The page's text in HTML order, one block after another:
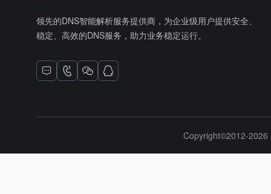
领先的DNS智能解析服务提供商，为企业级用户提供安全、
稳定、高效的DNS服务，助力业务稳定运行。
Copyright©2012-2026